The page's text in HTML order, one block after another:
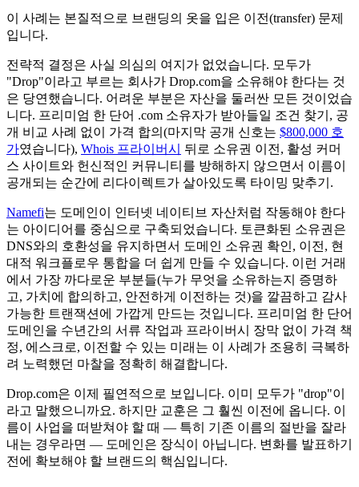
이 사례는 본질적으로 브랜딩의 옷을 입은 이전(transfer) 문제
입니다.
전략적 결정은 사실 의심의 여지가 없었습니다. 모두가
"Drop"이라고 부르는 회사가 Drop.com을 소유해야 한다는 것
은 당연했습니다. 어려운 부분은 자산을 둘러싼 모든 것이었습
니다. 프리미엄 한 단어 .com 소유자가 받아들일 조건 찾기, 공
개 비교 사례 없이 가격 합의(마지막 공개 신호는 $800,000 호
가였습니다), Whois 프라이버시
뒤로 소유권 이전, 활성 커머
스 사이트와 헌신적인 커뮤니티를 방해하지 않으면서 이름이
공개되는 순간에 리다이렉트가 살아있도록 타이밍 맞추기.
Namefi는 도메인이 인터넷 네이티브 자산처럼 작동해야 한다
는 아이디어를 중심으로 구축되었습니다. 토큰화된 소유권은
DNS와의 호환성을 유지하면서 도메인 소유권 확인, 이전, 현
대적 워크플로우 통합을 더 쉽게 만들 수 있습니다. 이런 거래
에서 가장 까다로운 부분들(누가 무엇을 소유하는지 증명하
고, 가치에 합의하고, 안전하게 이전하는 것)을 깔끔하고 감사
가능한 트랜잭션에 가깝게 만드는 것입니다. 프리미엄 한 단어
도메인을 수년간의 서류 작업과 프라이버시 장막 없이 가격 책
정, 에스크로, 이전할 수 있는 미래는 이 사례가 조용히 극복하
려 노력했던 마찰을 정확히 해결합니다.
Drop.com은 이제 필연적으로 보입니다. 이미 모두가 "drop"이
라고 말했으니까요. 하지만 교훈은 그 훨씬 이전에 옵니다. 이
름이 사업을 떠받쳐야 할 때 — 특히 기존 이름의 절반을 잘라
내는 경우라면 — 도메인은 장식이 아닙니다. 변화를 발표하기
전에 확보해야 할 브랜드의 핵심입니다.